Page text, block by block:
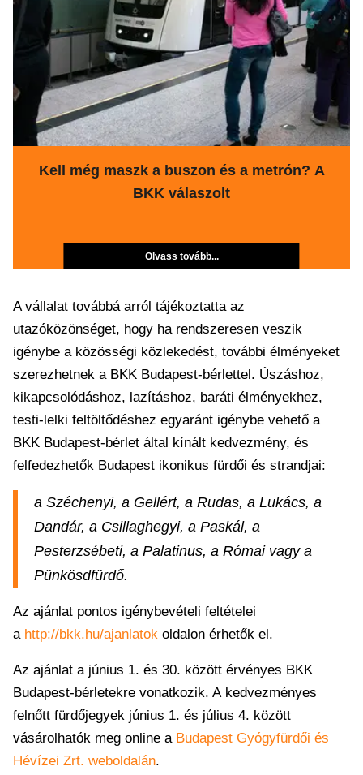
Kell még maszk a buszon és a metrón? A
BKK válaszolt
Olvass tovább...
A vállalat továbbá arról tájékoztatta az
utazóközönséget, hogy ha rendszeresen veszik
igénybe a közösségi közlekedést, további élményeket
szerezhetnek a BKK Budapest-bérlettel. Úszáshoz,
kikapcsolódáshoz, lazításhoz, baráti élményekhez,
testi-lelki feltöltődéshez egyaránt igénybe vehető a
BKK Budapest-bérlet által kínált kedvezmény, és
felfedezhetők Budapest ikonikus fürdői és strandjai:
a Széchenyi, a Gellért, a Rudas, a Lukács, a
Dandár, a Csillaghegyi, a Paskál, a
Pesterzsébeti, a Palatinus, a Római vagy a
Pünkösdfürdő.
Az ajánlat pontos igénybevételi feltételei
a http://bkk.hu/ajanlatok oldalon érhetők el.
Az ajánlat a június 1. és 30. között érvényes BKK
Budapest-bérletekre vonatkozik. A kedvezményes
felnőtt fürdőjegyek június 1. és július 4. között
vásárolhatók meg online a Budapest Gyógyfürdői és
Hévízei Zrt. weboldalán.